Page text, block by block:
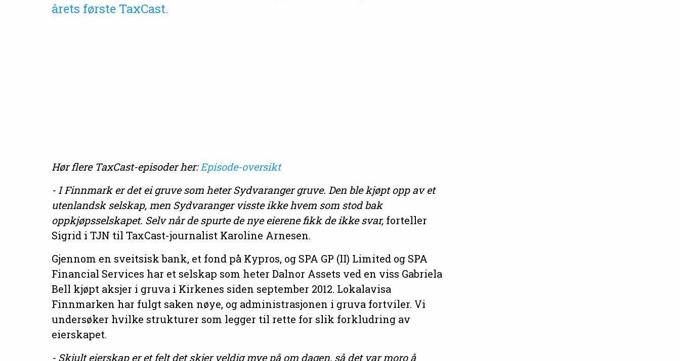
årets første TaxCast.
Hør flere TaxCast-episoder her:Episode-oversikt
- I Finnmark er det ei gruve som heter Sydvaranger gruve. Den ble kjøpt opp av et
utenlandsk selskap, men Sydvaranger visste ikke hvem som stod bak
oppkjøpsselskapet. Selv når de spurte de nye eierene fikk de ikke svar, forteller
Sigrid i TJN til TaxCast-journalist Karoline Arnesen.
Gjennom en sveitsisk bank, et fond på Kypros, og SPA GP (II) Limited og SPA
Financial Services har et selskap som heter Dalnor Assets ved en viss Gabriela
Bell kjøpt aksjer i gruva i Kirkenes siden september 2012. Lokalavisa
Finnmarken har fulgt saken nøye, og administrasjonen i gruva fortviler. Vi
undersøker hvilke strukturer som legger til rette for slik forkludring av
eierskapet.
- Skjult eierskap er et felt det skjer veldig mye på om dagen, så det var moro å